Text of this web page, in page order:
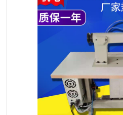
泡壳包装封口机